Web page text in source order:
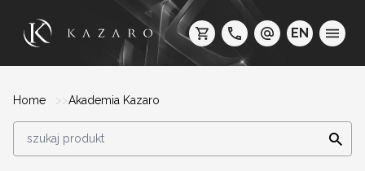
EN
Home Akademia Kazaro